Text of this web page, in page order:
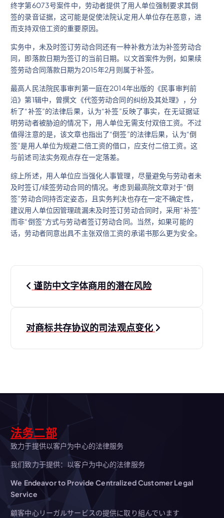
终字第6073号案件中，劳动者提供了用人单位强制要求其倒
签的录音证据，这可能是促使法院认定用人单位存在恶意，进
而支持双倍工资的重要原因。
实务中，未及时签订劳动合同还有一种补救方法为补签劳动合
同，即落款日期为签订的当前日期。以文首案件为例，如果续
签劳动合同落款日期为2015年2月则属于补签。
最高人民法院民事审判第一庭在2014年出版的《民事审判前
沿》第1辑中，曾撰文《代签劳动合同的纠纷及其处理》，分
析了“补签”的法律后果，认为“补签”反映了事实，在无证据证
明劳动者被胁迫的情况下，用人单位无需支付双倍工资。不过
值得注意的是，该文章也指出了“倒签”的法律后果，认为“倒
签”是用人单位为规避二倍工资的借口，应支付二倍工资。这
与前述司法实务观点存在一定落差。
综上所述，用人单位应当强化人事管理，尽量避免与劳动者未
及时签订/续签劳动合同的情况。考虑到最高院文章对于“倒
签”劳动合同持否定姿态，且实务判决也存在一定不确定性，
建议用人单位因管理疏漏未及时签订劳动合同时，采用“补签”
而非“倒签”方式与劳动者签订劳动合同。当然，如果可能的
话，劳动者同意出具不主张双倍工资的承诺书那么更为安全。
文
导
谨防中文字体商用的潜在风险
对商标共存协议的司法观点变化
法务二部
致力于提供以客户为中心的法律服务
我们致力于提供：以客户为中心的法律服务
We Endeavor to Provide Centralized Customer Legal
Service
顧客中心リーガルサービスの提供に取り組んでいます